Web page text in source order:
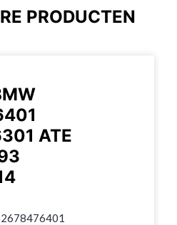
PRODUCTEN
ATE